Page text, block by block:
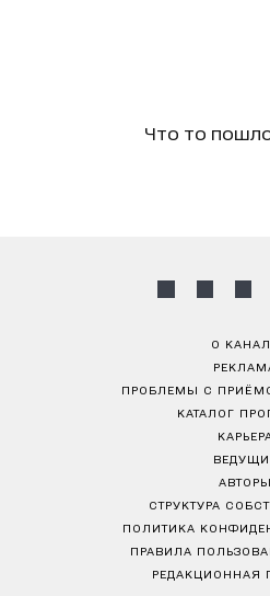
Что то пошло
О
ПРОБЛЕМЫ С
КАТАЛОГ
КАРЬЕРА
АВТОРЫ
СТРУКТУРА
ПОЛИТИКА
ПРАВИЛА
РЕДАКЦИОННАЯ